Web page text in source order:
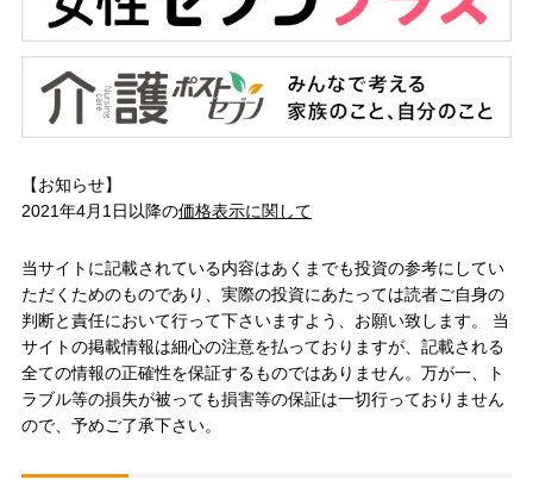
【お知らせ】
2021年4月1日以降の価格表示に関して
当サイトに記載されている内容はあくまでも投資の参考にしてい
ただくためのものであり、実際の投資にあたっては読者ご自身の
判断と責任において行って下さいますよう、お願い致します。 当
サイトの掲載情報は細心の注意を払っておりますが、記載される
全ての情報の正確性を保証するものではありません。万が一、ト
ラブル等の損失が被っても損害等の保証は一切行っておりません
ので、予めご了承下さい。